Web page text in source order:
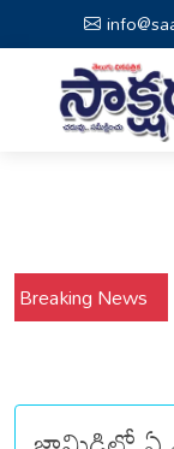
Breaking News
వర్షాల నేపథ్యంలో